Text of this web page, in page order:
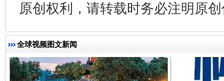
原创权利，请转载时务必注明原
全球视频图文新闻
千年窑火 生生不息